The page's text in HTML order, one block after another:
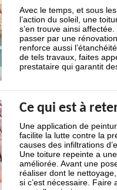
Avec le temps, et sous
l’action du soleil, une
s’en trouve ainsi
passer par une
renforce aussi
de tels travaux, faites
prestataire qui garantit
Ce qui est à
Une application de
facilite la lutte contre la
causes des infiltrations
Une toiture repeinte a
améliorée. Avant une
réaliser dont le
si c’est nécessaire.